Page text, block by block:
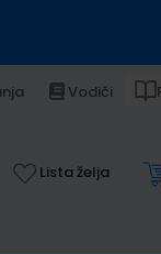
Vodiči
Lista želja